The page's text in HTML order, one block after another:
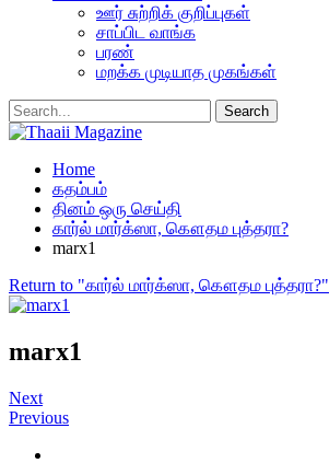
ஊர் சுற்றிக் குறிப்புகள்
சாப்பிட வாங்க
பரண்
மறக்க முடியாத முகங்கள்
Home
கதம்பம்
தினம் ஒரு செய்தி
கார்ல் மார்க்ஸா, கௌதம புத்தரா?
marx1
Return to "கார்ல் மார்க்ஸா, கௌதம புத்தரா?"
marx1
Next
Previous